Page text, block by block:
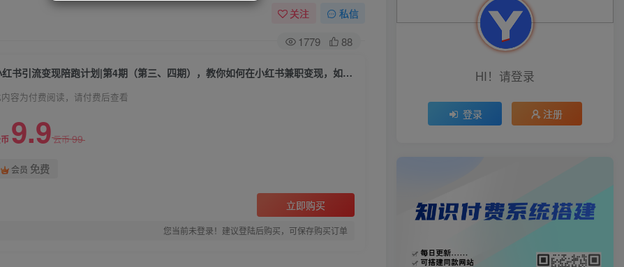
关注 私信
1779 88
小红书引流变现陪跑计划|第4期（第三、四期），教你如何在小红书兼职变现，如何从0到1，玩赚小红书
内容为付费阅读，请付费后查看
9.9云币99
会员 免费
立即购买
您当前未登录！建议登陆后购买，可保存购买订单
HI！请登录
登录 注册